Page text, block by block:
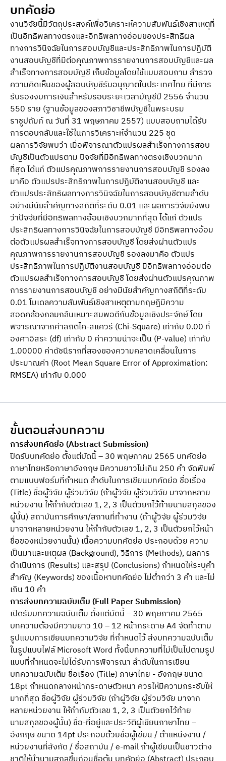
บทคัดย่อ
งานวิจัยนี้มีวัตถุประสงค์เพื่อวิเคราะห์ความสัมพันธ์เชิงสาเหตุที่
เป็นอิทธิพลทางตรงและอิทธิพลทางอ้อมของประสิทธิผล
ทางการวินิจฉัยในการสอบบัญชีและประสิทธิภาพในการปฏิบัติ
งานสอบบัญชีที่มีต่อคุณภาพการรายงานการสอบบัญชีและผล
สำเร็จทางการสอบบัญชี เก็บข้อมูลโดยใช้แบบสอบถาม สำรวจ
ความคิดเห็นของผู้สอบบัญชีรับอนุญาตในประเทศไทย ที่มีการ
รับรองงบการเงินสำหรับรอบระยะเวลาบัญชีปี 2556 จำนวน
550 ราย (ฐานข้อมูลของสภาวิชาชีพบัญชีในพระบรม
ราชูปถัมภ์ ณ วันที่ 31 พฤษภาคม 2557) แบบสอบถามได้รับ
การตอบกลับและใช้ในการวิเคราะห์จำนวน 225 ชุด
ผลการวิจัยพบว่า เมื่อพิจารณาตัวแปรผลสำเร็จทางการสอบ
บัญชีเป็นตัวแปรตาม ปัจจัยที่มีอิทธิพลทางตรงเชิงบวกมาก
ที่สุด ได้แก่ ตัวแปรคุณภาพการรายงานการสอบบัญชี รองลง
มาคือ ตัวแปรประสิทธิภาพในการปฏิบัติงานสอบบัญชี และ
ตัวแปรประสิทธิผลทางการวินิจฉัยในการสอบบัญชีตามลำดับ
อย่างมีนัยสำคัญทางสถิติที่ระดับ 0.01 และผลการวิจัยยังพบ
ว่าปัจจัยที่มีอิทธิพลทางอ้อมเชิงบวกมากที่สุด ได้แก่ ตัวแปร
ประสิทธิผลทางการวินิจฉัยในการสอบบัญชี มีอิทธิพลทางอ้อม
ต่อตัวแปรผลสำเร็จทางการสอบบัญชี โดยส่งผ่านตัวแปร
คุณภาพการรายงานการสอบบัญชี รองลงมาคือ ตัวแปร
ประสิทธิภาพในการปฏิบัติงานสอบบัญชี มีอิทธิพลทางอ้อมต่อ
ตัวแปรผลสำเร็จทางการสอบบัญชี โดยส่งผ่านตัวแปรคุณภาพ
การรายงานการสอบบัญชี อย่างมีนัยสำคัญทางสถิติที่ระดับ
0.01 โมเดลความสัมพันธ์เชิงสาเหตุตามทฤษฎีมีความ
สอดคล้องกลมกลืนเหมาะสมพอดีกับข้อมูลเชิงประจักษ์ โดย
พิจารณาจากค่าสถิติไค-สแควร์ (Chi-Square) เท่ากับ 0.00 ที่
องศาอิสระ (df) เท่ากับ 0 ค่าความน่าจะเป็น (P-value) เท่ากับ
1.00000 ค่าดัชนีรากที่สองของความคลาดเคลื่อนในการ
ประมาณค่า (Root Mean Square Error of Approximation:
RMSEA) เท่ากับ 0.000
ขั้นตอนส่งบทความ
การส่งบทคัดย่อ (Abstract Submission)
ปิดรับบทคัดย่อ ตั้งแต่บัดนี้ – 30 พฤษภาคม 2565 บทคัดย่อ
ภาษาไทยหรือภาษาอังกฤษ มีความยาวไม่เกิน 250 คำ จัดพิมพ์
ตามแบบฟอร์มที่กำหนด ลำดับในการเขียนบทคัดย่อ ชื่อเรื่อง
(Title) ชื่อผู้วิจัย ผู้ร่วมวิจัย (ถ้าผู้วิจัย ผู้ร่วมวิจัย มาจากหลาย
หน่วยงาน ให้กำกับตัวเลข 1, 2, 3 เป็นตัวยกไว้ท้ายนามสกุลของ
ผู้นั้น) สถาบันการศึกษา/สถานที่ทำงาน (ถ้าผู้วิจัย ผู้ร่วมวิจัย
มาจากหลายหน่วยงาน ให้กำกับตัวเลข 1, 2, 3 เป็นตัวยกไว้หน้า
ชื่อของหน่วยงานนั้น) เนื้อความบทคัดย่อ ประกอบด้วย ความ
เป็นมาและเหตุผล (Background), วิธีการ (Methods), ผลการ
ดำเนินการ (Results) และสรุป (Conclusions) กำหนดให้ระบุคำ
สำคัญ (Keywords) ของเนื้อหาบทคัดย่อ ไม่ต่ำกว่า 3 คำ และไม่
เกิน 10 คำ
การส่งบทความฉบับเต็ม (Full Paper Submission)
เปิดรับบทความฉบับเต็ม ตั้งแต่บัดนี้ – 30 พฤษภาคม 2565
บทความต้องมีความยาว 10 – 12 หน้ากระดาษ A4 จัดทำตาม
รูปแบบการเขียนบทความวิจัย ที่กำหนดไว้ ส่งบทความฉบับเต็ม
ในรูปแบบไฟล์ Microsoft Word ทั้งนี้บทความที่ไม่เป็นไปตามรูป
แบบที่กำหนดจะไม่ได้รับการพิจารณา ลำดับในการเขียน
บทความฉบับเต็ม ชื่อเรื่อง (Title) ภาษาไทย - อังกฤษ ขนาด
18pt กำหนดกลางหน้ากระดาษตัวหนา ควรให้มีความกระชับให้
มากที่สุด ชื่อผู้วิจัย ผู้ร่วมวิจัย (ถ้าผู้วิจัย ผู้ร่วมวิจัย มาจาก
หลายหน่วยงาน ให้กำกับตัวเลข 1, 2, 3 เป็นตัวยกไว้ท้าย
นามสกุลของผู้นั้น) ชื่อ-ที่อยู่และประวัติผู้เขียนภาษาไทย –
อังกฤษ ขนาด 14pt ประกอบด้วยชื่อผู้เขียน / ตำแหน่งงาน /
หน่วยงานที่สังกัด / ชื่อสถาบัน / e-mail ถ้าผู้เขียนเป็นชาวต่าง